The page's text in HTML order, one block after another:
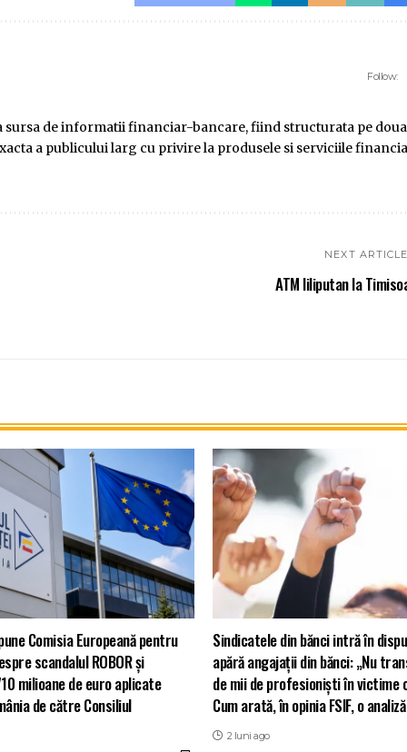
Follow:
de informatii financiar-bancare, fiind structurata pe doua
a publicului larg cu privire la produsele si serviciile
NEXT
ATM liliputan la
Comisia Europeană pentru
scandalul ROBOR și
milioane de euro aplicate
de către Consiliul
Sindicatele din bănci intră în
apără angajații din bănci: „Nu
de mii de profesioniști în victime
Cum arată, în opinia FSIF, o
2 luni ago